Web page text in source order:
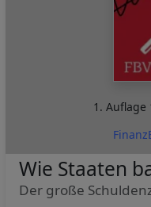
1. Auflage
Wie Staaten
Der große